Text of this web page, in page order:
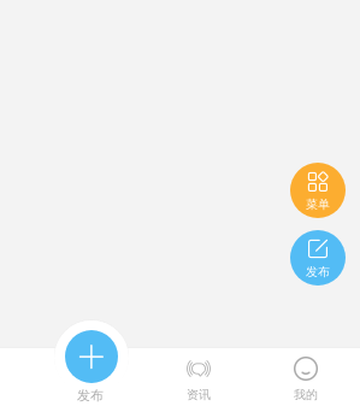

菜单

发布

发布

资讯

我的